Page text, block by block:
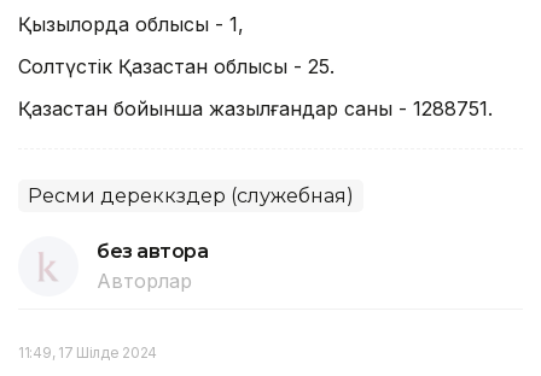
Қызылорда облысы - 1,
Солтүстік Қазақстан облысы - 25.
Қазақстан бойынша жазылғандар саны - 1288751.
Ресми дереккөздер (служебная)
без автора
Авторлар
11:49, 17 Шілде 2024